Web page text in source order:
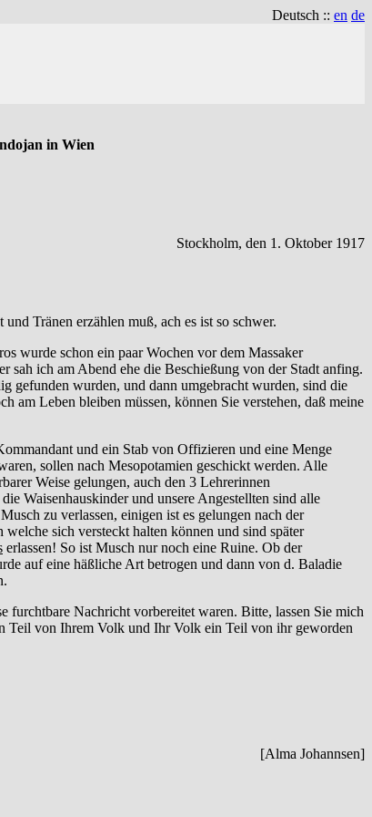
Deutsch :: en de
in Wien
Stockholm, den 1. Oktober 1917
Tränen erzählen muß, ach es ist so schwer.
wurde schon ein paar Wochen vor dem Massaker
ich am Abend ehe die Beschießung von der Stadt anfing.
gefunden wurden, und dann umgebracht wurden, sind die
am Leben bleiben müssen, können Sie verstehen, daß meine
und ein Stab von Offizieren und eine Menge
sollen nach Mesopotamien geschickt werden. Alle
Weise gelungen, auch den 3 Lehrerinnen
Waisenhauskinder und unsere Angestellten sind alle
zu verlassen, einigen ist es gelungen nach der
sich versteckt halten können und sind später
erlassen! So ist Musch nur noch eine Ruine. Ob der
auf eine häßliche Art betrogen und dann von d. Baladie
furchtbare Nachricht vorbereitet waren. Bitte, lassen Sie mich
Teil von Ihrem Volk und Ihr Volk ein Teil von ihr geworden
[Alma Johannsen]